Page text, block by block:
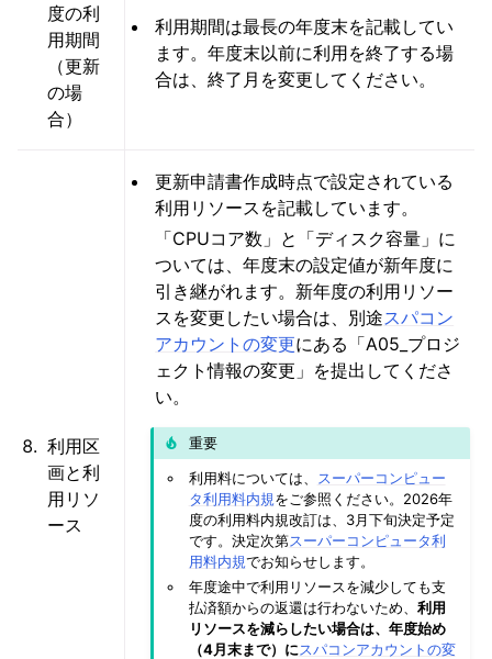
度の利
用期間
（更新
の場
合）
利用期間は最長の年度末を記載してい
ます。年度末以前に利用を終了する場
合は、終了月を変更してください。
利用区
画と利
用リソ
ース
更新申請書作成時点で設定されている
利用リソースを記載しています。
「CPUコア数」と「ディスク容量」に
ついては、年度末の設定値が新年度に
引き継がれます。新年度の利用リソー
スを変更したい場合は、別途スパコン
アカウントの変更にある「A05_プロジ
ェクト情報の変更」を提出してくださ
い。
重要
利用料については、
スーパーコンピュー
タ利用料内規をご参照ください。2026年
度の利用料内規改訂は、3月下旬決定予定
です。決定次第スーパーコンピュータ利
用料内規でお知らせします。
年度途中で利用リソースを減少しても支
払済額からの返還は行わないため、 利用
リソースを減らしたい場合は、年度始め
（4月末まで）にスパコンアカウントの変